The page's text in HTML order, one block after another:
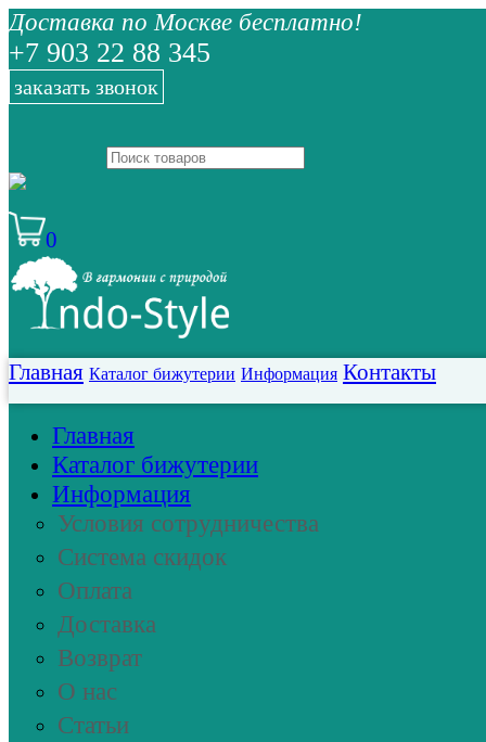
Доставка по Москве бесплатно!
+7 903 22 88 345
заказать звонок
0
Главная Каталог бижутерии Информация Контакты
Главная
Каталог бижутерии
Информация
Условия сотрудничества
Система скидок
Оплата
Доставка
Возврат
О нас
Статьи